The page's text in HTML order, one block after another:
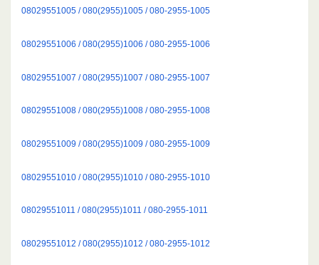
08029551005 / 080(2955)1005 / 080-2955-1005
08029551006 / 080(2955)1006 / 080-2955-1006
08029551007 / 080(2955)1007 / 080-2955-1007
08029551008 / 080(2955)1008 / 080-2955-1008
08029551009 / 080(2955)1009 / 080-2955-1009
08029551010 / 080(2955)1010 / 080-2955-1010
08029551011 / 080(2955)1011 / 080-2955-1011
08029551012 / 080(2955)1012 / 080-2955-1012